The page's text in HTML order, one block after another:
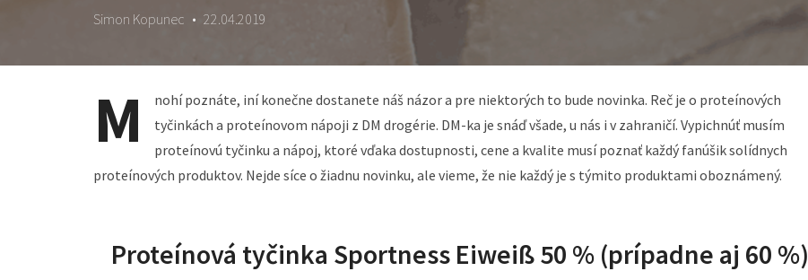
Simon Kopunec • 22.04.2019
M
nohí poznáte, iní konečne dostanete náš názor a pre niektorých to bude novinka. Reč je o proteínových
tyčinkách a proteínovom nápoji z DM drogérie. DM-ka je snáď všade, u nás i v zahraničí. Vypichnúť musím
proteínovú tyčinku a nápoj, ktoré vďaka dostupnosti, cene a kvalite musí poznať každý fanúšik solídnych
proteínových produktov. Nejde síce o žiadnu novinku, ale vieme, že nie každý je s týmito produktami oboznámený.
Proteínová tyčinka Sportness Eiweiß 50 % (prípadne aj 60 %)